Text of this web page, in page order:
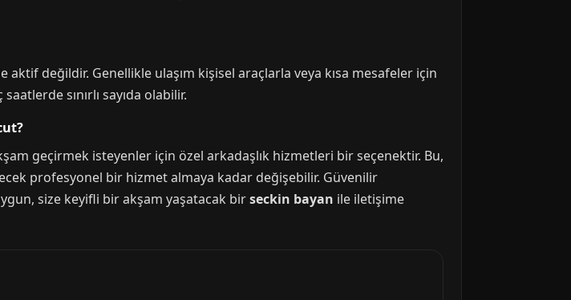
değildir. Genellikle ulaşım kişisel araçlarla veya kısa mesafeler için
sınırlı sayıda olabilir.
geçirmek isteyenler için özel arkadaşlık hizmetleri bir seçenektir. Bu,
profesyonel bir hizmet almaya kadar değişebilir. Güvenilir
size keyifli bir akşam yaşatacak birseckin bayan ile iletişime